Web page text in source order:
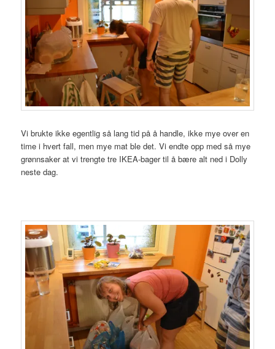
Vi brukte ikke egentlig så lang tid på å handle, ikke mye over en
time i hvert fall, men mye mat ble det. Vi endte opp med så mye
grønnsaker at vi trengte tre IKEA-bager til å bære alt ned i Dolly
neste dag.